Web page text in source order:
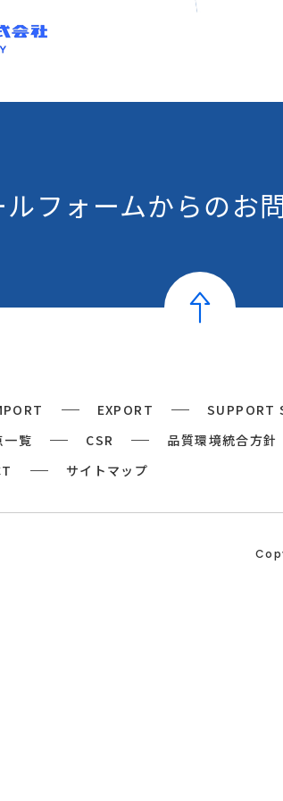
フォームからのお
EXPORT
SUPPORT
一覧
CSR 品質環境統合方針
サイトマップ